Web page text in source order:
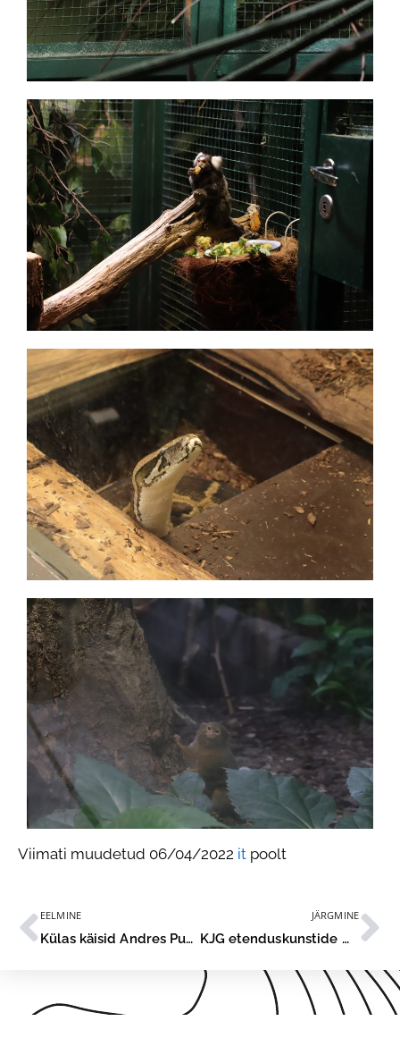
Viimati muudetud 06/04/2022 it poolt
EELMINE
Külas käisid Andres Puustusmaa ja Kirill Käro
JÄRGMINE
KJG etenduskunstide mooduli õpilaste diplomilavastus VIRUMAA DEKAMERON